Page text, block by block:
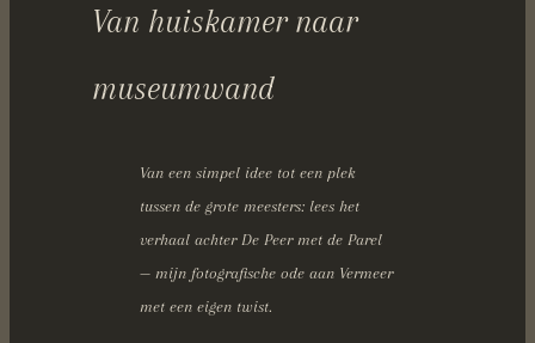
Van huiskamer naar
museumwand
Van een simpel idee tot een plek
tussen de grote meesters: lees het
verhaal achter De Peer met de Parel
— mijn fotografische ode aan Vermeer
met een eigen twist.